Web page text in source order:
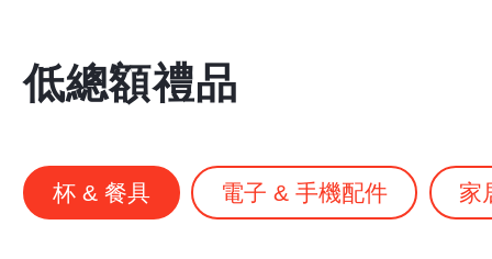
低總額禮品
杯 & 餐具 電子 & 手機配件 家